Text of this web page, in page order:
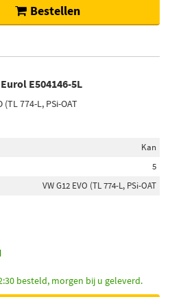
Bestellen
E504146-5L
(TL 774-L, PSi-OAT
Kan
5
VW G12 EVO (TL 774-L, PSi-OAT
besteld, morgen bij u geleverd.